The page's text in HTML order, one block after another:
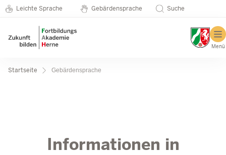
Direkt zum Inhalt Seminarkatalog
Metanavigation
Leichte Sprache Gebärdensprache Suche
Menü
Pfadnavigation
Startseite Gebärdensprache
Informationen in